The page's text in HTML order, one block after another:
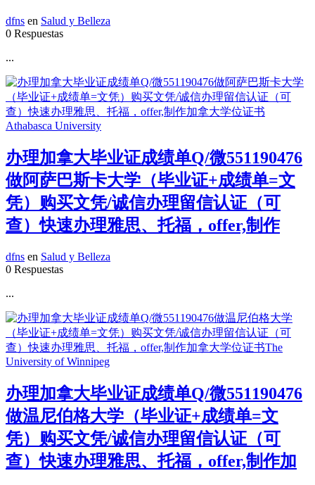
dfns en Salud y Belleza
0 Respuestas
...
办理加拿大毕业证成绩单Q/微551190476
做阿萨巴斯卡大学（毕业证+成绩单=文
凭）购买文凭/诚信办理留信认证（可
查）快速办理雅思、托福，offer,制作
dfns en Salud y Belleza
0 Respuestas
...
办理加拿大毕业证成绩单Q/微551190476
做温尼伯格大学（毕业证+成绩单=文
凭）购买文凭/诚信办理留信认证（可
查）快速办理雅思、托福，offer,制作加